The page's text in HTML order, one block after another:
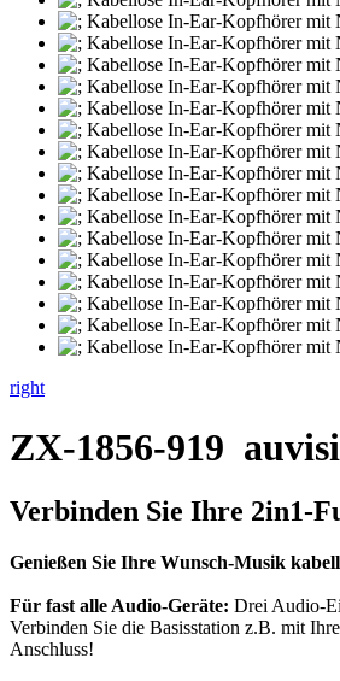
right
ZX-1856-919
Verbinden Sie Ihre 2in1-
Genießen Sie Ihre Wunsch-Musik
Für fast alle Audio-Geräte: Drei Audio-
Verbinden Sie die Basisstation z.B. mit
Anschluss!